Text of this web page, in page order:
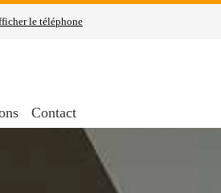
le téléphone
Contact